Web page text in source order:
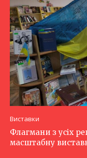
Виставки
Флагмани з усіх
масштабну